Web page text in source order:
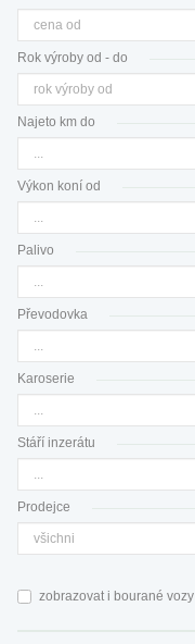
Rok výroby od - do
Najeto km do
Výkon koní od
Palivo
Převodovka
Karoserie
Stáří inzerátu
Prodejce
zobrazovat i bourané vozy